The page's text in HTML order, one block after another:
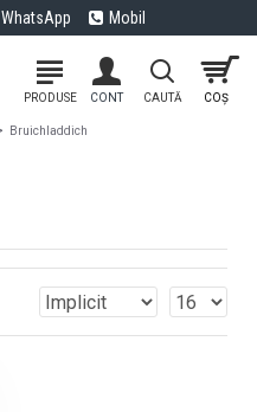
WhatsApp Mobil
Bruichladdich